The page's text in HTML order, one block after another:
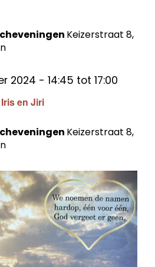
Keizerstraat 8,
en Jiri
2024 - 14:45 tot 17:00
Keizerstraat 8,